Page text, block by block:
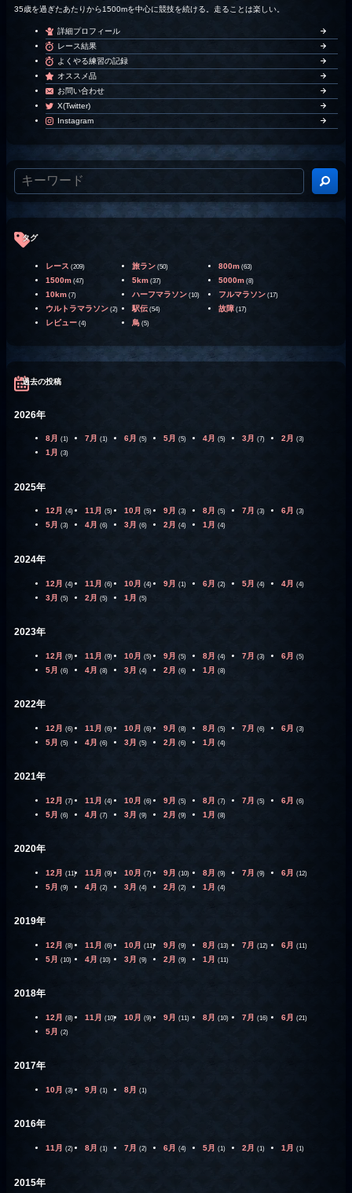
35歳を過ぎたあたりから1500mを中心に競技を続ける。走ることは楽しい。
詳細プロフィール
レース結果
よくやる練習の記録
オススメ品
お問い合わせ
X(Twitter)
Instagram
タグ
レース (209) 旅ラン (50) 800m (63)
1500m (47) 5km (37) 5000m (8)
10km (7) ハーフマラソン (10) フルマラソン (17)
ウルトラマラソン (2) 駅伝 (54) 故障 (17)
レビュー (4) 鳥 (5)
過去の投稿
2026年
8月 (1) 7月 (1) 6月 (5) 5月 (5) 4月 (5) 3月 (7) 2月 (3)
1月 (3)
2025年
12月 (4) 11月 (5) 10月 (5) 9月 (3) 8月 (5) 7月 (3) 6月 (3)
5月 (3) 4月 (6) 3月 (6) 2月 (4) 1月 (4)
2024年
12月 (4) 11月 (6) 10月 (4) 9月 (1) 6月 (2) 5月 (4) 4月 (4)
3月 (5) 2月 (5) 1月 (5)
2023年
12月 (9) 11月 (9) 10月 (5) 9月 (5) 8月 (4) 7月 (3) 6月 (5)
5月 (6) 4月 (8) 3月 (4) 2月 (6) 1月 (8)
2022年
12月 (6) 11月 (6) 10月 (6) 9月 (8) 8月 (5) 7月 (6) 6月 (3)
5月 (5) 4月 (6) 3月 (5) 2月 (6) 1月 (4)
2021年
12月 (7) 11月 (4) 10月 (6) 9月 (5) 8月 (7) 7月 (5) 6月 (6)
5月 (6) 4月 (7) 3月 (9) 2月 (9) 1月 (8)
2020年
12月 (11) 11月 (9) 10月 (7) 9月 (10) 8月 (9) 7月 (9) 6月 (12)
5月 (9) 4月 (2) 3月 (4) 2月 (2) 1月 (4)
2019年
12月 (8) 11月 (6) 10月 (11) 9月 (9) 8月 (13) 7月 (12) 6月 (11)
5月 (10) 4月 (10) 3月 (9) 2月 (9) 1月 (11)
2018年
12月 (8) 11月 (10) 10月 (9) 9月 (11) 8月 (10) 7月 (16) 6月 (21)
5月 (2)
2017年
10月 (3) 9月 (1) 8月 (1)
2016年
11月 (2) 8月 (1) 7月 (2) 6月 (4) 5月 (1) 2月 (1) 1月 (1)
2015年